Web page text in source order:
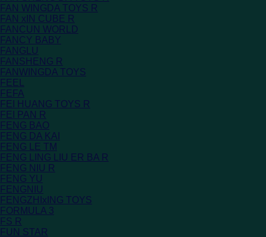
FAN WINGDA TOYS R
FAN xIN CUBE R
FANCUN WORLD
FANCY BABY
FANGLU
FANSHENG R
FANWINGDA TOYS
FEEL
FEFA
FEI HUANG TOYS R
FEI PAN R
FENG BAO
FENG DA KAI
FENG LE TM
FENG LING LIU ER BA R
FENG NIU R
FENG YU
FENGNIU
FENGZHIxING TOYS
FORMULA 3
FS R
FUN STAR